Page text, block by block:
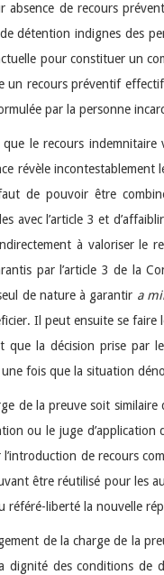
absence de recours
détention indignes des
pour constituer un
un recours préventif
par la personne
le recours indemnitaire
révèle incontestablement
de pouvoir être
avec l’article 3 et
à valoriser le
par l’article 3 de la
de nature à garantir a
Il peut ensuite se faire
que la décision prise par
fois que la situation
de la preuve soit
ou le juge
l’introduction de recours
être réutilisé pour les
référé-liberté la nouvelle
de la charge de la
dignité des conditions de